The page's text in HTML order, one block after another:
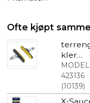
Ofte kjøpt
kler
mmi Sort-
gul
423136
(10139)
X-